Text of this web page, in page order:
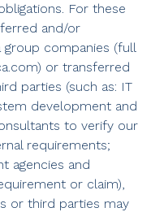
For these
and/or
companies (full
or transferred
parties (such as: IT
development and
to verify our
requirements;
agencies and
or claim),
or third parties may